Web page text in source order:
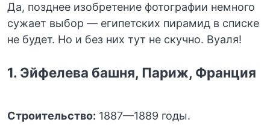
Да, позднее изобретение фотографии немного
сужает выбор — египетских пирамид в списке
не будет. Но и без них тут не скучно. Вуаля!
1. Эйфелева башня, Париж, Франция
Строительство: 1887—1889 годы.